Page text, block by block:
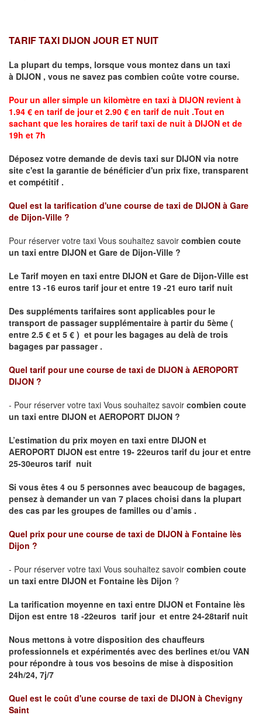
TARIF TAXI DIJON JOUR ET NUIT
La plupart du temps, lorsque vous montez dans un taxi
à DIJON , vous ne savez pas combien coûte votre course.
Pour un aller simple un kilomètre en taxi à DIJON revient à
1.94 € en tarif de jour et 2.90 € en tarif de nuit .Tout en
sachant que les horaires de tarif taxi de nuit à DIJON et de
19h et 7h
Déposez votre demande de devis taxi sur DIJON via notre
site c'est la garantie de bénéficier d'un prix fixe, transparent
et compétitif .
Quel est la tarification d'une course de taxi de DIJON à Gare
de Dijon-Ville ?
Pour réserver votre taxi Vous souhaitez savoir combien coute
un taxi entre DIJON et Gare de Dijon-Ville ?
Le Tarif moyen en taxi entre DIJON et Gare de Dijon-Ville est
entre 13 -16 euros tarif jour et entre 19 -21 euro tarif nuit
Des suppléments tarifaires sont applicables pour le
transport de passager supplémentaire à partir du 5ème (
entre 2.5 € et 5 € ) et pour les bagages au delà de trois
bagages par passager .
Quel tarif pour une course de taxi de DIJON à AEROPORT
DIJON ?
- Pour réserver votre taxi Vous souhaitez savoir combien coute
un taxi entre DIJON et AEROPORT DIJON ?
L’estimation du prix moyen en taxi entre DIJON et
AEROPORT DIJON est entre 19- 22euros tarif du jour et entre
25-30euros tarif nuit
Si vous êtes 4 ou 5 personnes avec beaucoup de bagages,
pensez à demander un van 7 places choisi dans la plupart
des cas par les groupes de familles ou d’amis .
Quel prix pour une course de taxi de DIJON à Fontaine lès
Dijon ?
- Pour réserver votre taxi Vous souhaitez savoir combien coute
un taxi entre DIJON et Fontaine lès Dijon ?
La tarification moyenne en taxi entre DIJON et Fontaine lès
Dijon est entre 18 -22euros tarif jour et entre 24-28tarif nuit
Nous mettons à votre disposition des chauffeurs
professionnels et expérimentés avec des berlines et/ou VAN
pour répondre à tous vos besoins de mise à disposition
24h/24, 7j/7
Quel est le coût d'une course de taxi de DIJON à Chevigny
Saint